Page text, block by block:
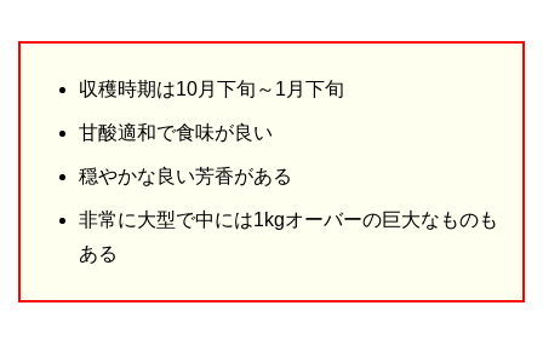
収穫時期は10月下旬～1月下旬
甘酸適和で食味が良い
穏やかな良い芳香がある
非常に大型で中には1kgオーバーの巨大なものも
ある